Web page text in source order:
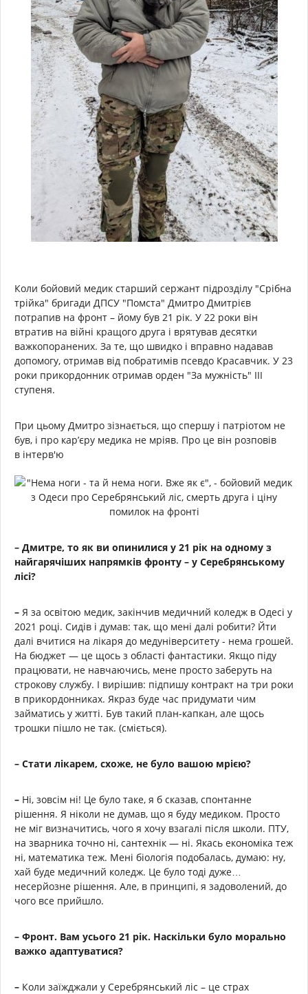
Коли бойовий медик старший сержант підрозділу "Срібна
трійка" бригади ДПСУ "Помста" Дмитро Дмитрієв
потрапив на фронт – йому був 21 рік. У 22 роки він
втратив на війні кращого друга і врятував десятки
важкопоранених. За те, що швидко і вправно надавав
допомогу, отримав від побратимів псевдо Красавчик. У 23
роки прикордонник отримав орден "За мужність" III
ступеня.
При цьому Дмитро зізнається, що спершу і патріотом не
був, і про кар’єру медика не мріяв. Про це він розповів
в інтерв'ю
– Дмитре, то як ви опинилися у 21 рік на одному з
найгарячіших напрямків фронту – у Серебрянському
лісі?
– Я за освітою медик, закінчив медичний коледж в Одесі у
2021 році. Сидів і думав: так, що мені далі робити? Йти
далі вчитися на лікаря до медуніверситету - нема грошей.
На бюджет — це щось з області фантастики. Якщо піду
працювати, не навчаючись, мене просто заберуть на
строкову службу. І вирішив: підпишу контракт на три роки
в прикордонниках. Якраз буде час придумати чим
займатись у житті. Був такий план-капкан, але щось
трошки пішло не так. (сміється).
– Стати лікарем, схоже, не було вашою мрією?
– Ні, зовсім ні! Це було таке, я б сказав, спонтанне
рішення. Я ніколи не думав, що я буду медиком. Просто
не міг визначитись, чого я хочу взагалі після школи. ПТУ,
на зварника точно ні, сантехнік — ні. Якась економіка теж
ні, математика теж. Мені біологія подобалась, думаю: ну,
хай буде медичний коледж. Це було тоді дуже…
несерйозне рішення. Але, в принципі, я задоволений, до
чого все прийшло.
– Фронт. Вам усього 21 рік. Наскільки було морально
важко адаптуватися?
– Коли заїжджали у Серебрянський ліс – це страх